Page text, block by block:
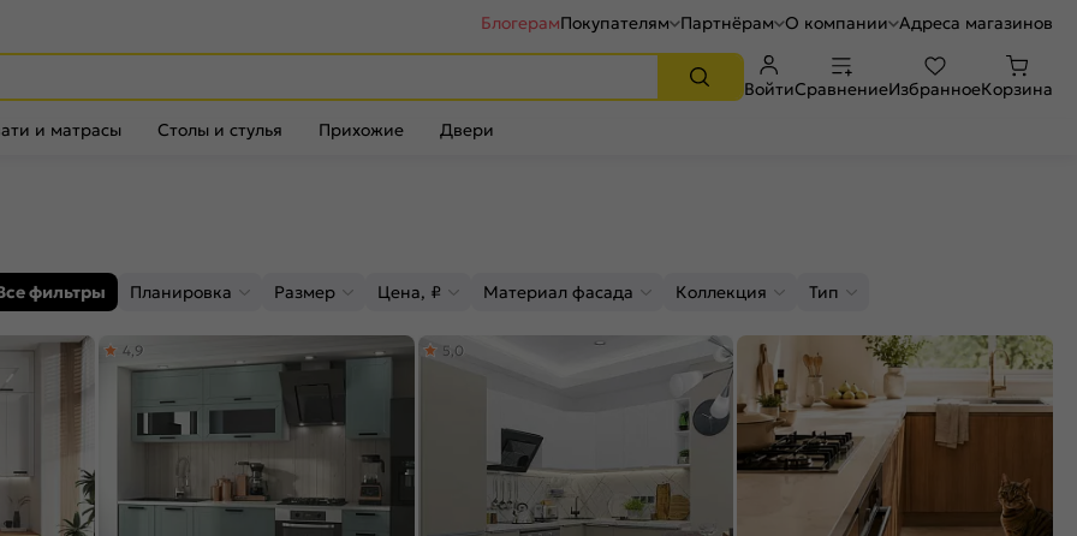
БлогерамПокупателям Партнёрам О компании Адреса магазинов
ВойтиСравнениеИзбранноеКорзина
и матрасы Столы и стулья Прихожие Двери
фильтры Планировка Размер Цена, ₽ Материал фасада Коллекция Тип
4,9 5,0